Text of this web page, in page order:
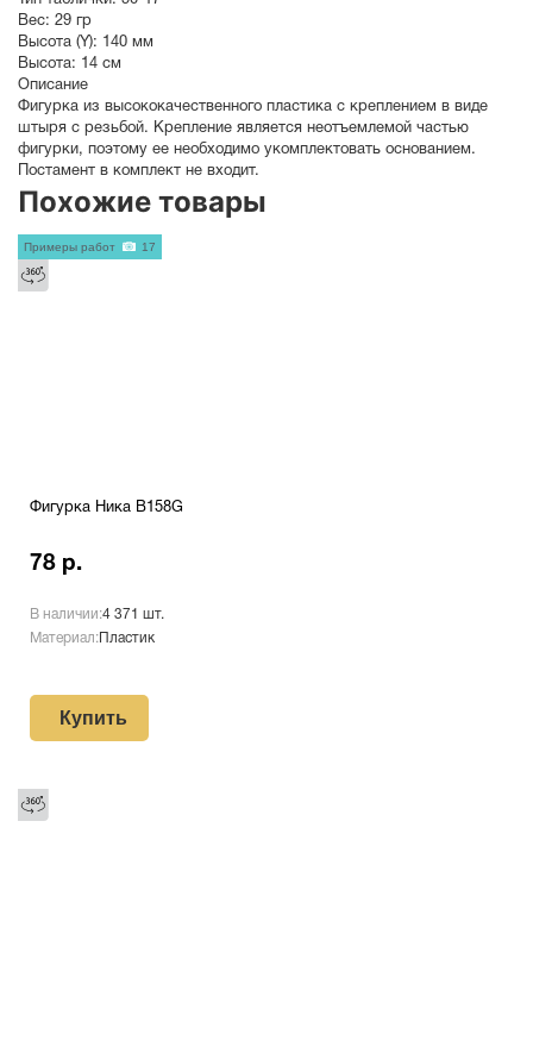
Вес: 29 гр
Высота (Y): 140 мм
Высота: 14 см
Описание
Фигурка из высококачественного пластика с креплением в виде
штыря с резьбой. Крепление является неотъемлемой частью
фигурки, поэтому ее необходимо укомплектовать основанием.
Постамент в комплект не входит.
Похожие товары
Фигурка Ника B158G
78 р.
В наличии:4 371 шт.
Материал: Пластик
Купить
Примеры работ 17